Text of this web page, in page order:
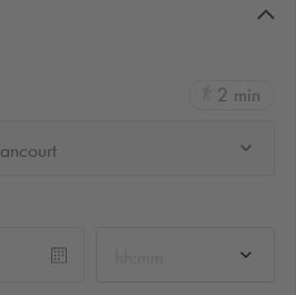
2 min